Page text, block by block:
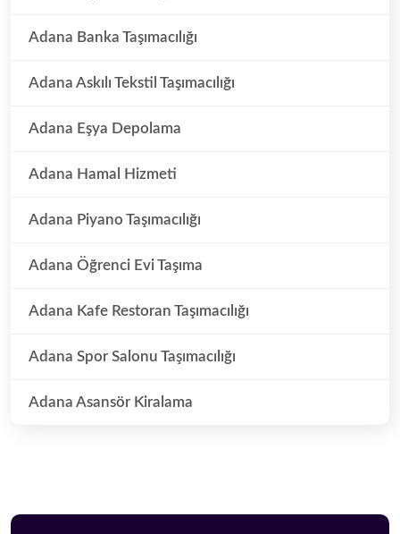
Adana Banka Taşımacılığı
Adana Askılı Tekstil Taşımacılığı
Adana Eşya Depolama
Adana Hamal Hizmeti
Adana Piyano Taşımacılığı
Adana Öğrenci Evi Taşıma
Adana Kafe Restoran Taşımacılığı
Adana Spor Salonu Taşımacılığı
Adana Asansör Kiralama